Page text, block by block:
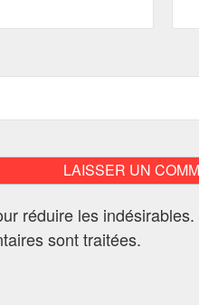
réduire les indésirables.
sont traitées.